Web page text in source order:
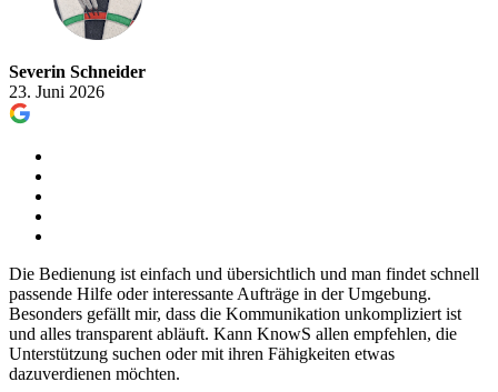
Severin Schneider
23. Juni 2026
Die Bedienung ist einfach und übersichtlich und man findet schnell
passende Hilfe oder interessante Aufträge in der Umgebung.
Besonders gefällt mir, dass die Kommunikation unkompliziert ist
und alles transparent abläuft. Kann KnowS allen empfehlen, die
Unterstützung suchen oder mit ihren Fähigkeiten etwas
dazuverdienen möchten.